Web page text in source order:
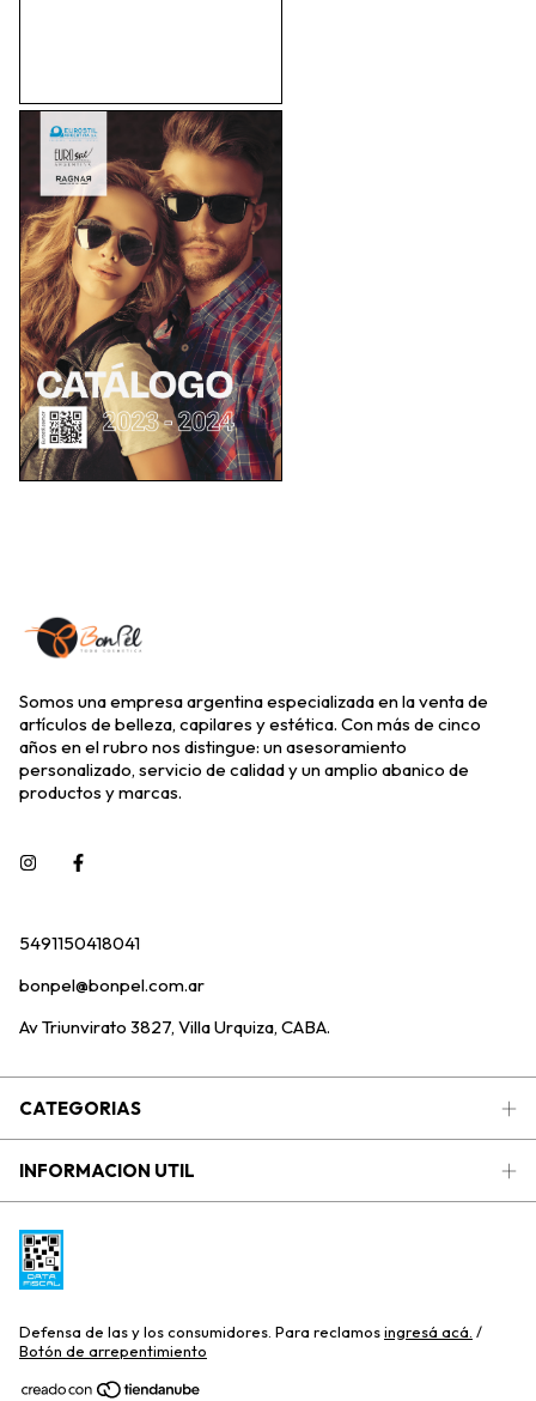
Somos una empresa argentina especializada en la venta de
artículos de belleza, capilares y estética. Con más de cinco
años en el rubro nos distingue: un asesoramiento
personalizado, servicio de calidad y un amplio abanico de
productos y marcas.
5491150418041
bonpel@bonpel.com.ar
Av Triunvirato 3827, Villa Urquiza, CABA.
CATEGORIAS
INFORMACION UTIL
Defensa de las y los consumidores. Para reclamosingresá acá. /
Botón de arrepentimiento